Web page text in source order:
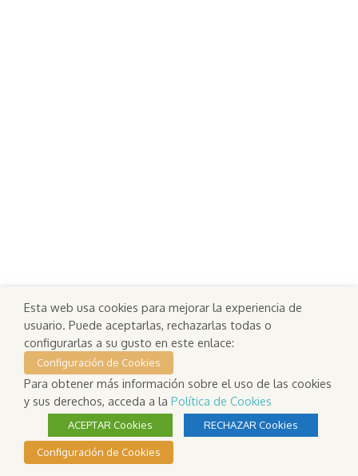
Esta web usa cookies para mejorar la experiencia de
usuario. Puede aceptarlas, rechazarlas todas o
configurarlas a su gusto en este enlace:
Configuración de Cookies
Para obtener más información sobre el uso de las cookies
y sus derechos, acceda a la Política de Cookies
ACEPTAR Cookies RECHAZAR Cookies
Configuración de Cookies